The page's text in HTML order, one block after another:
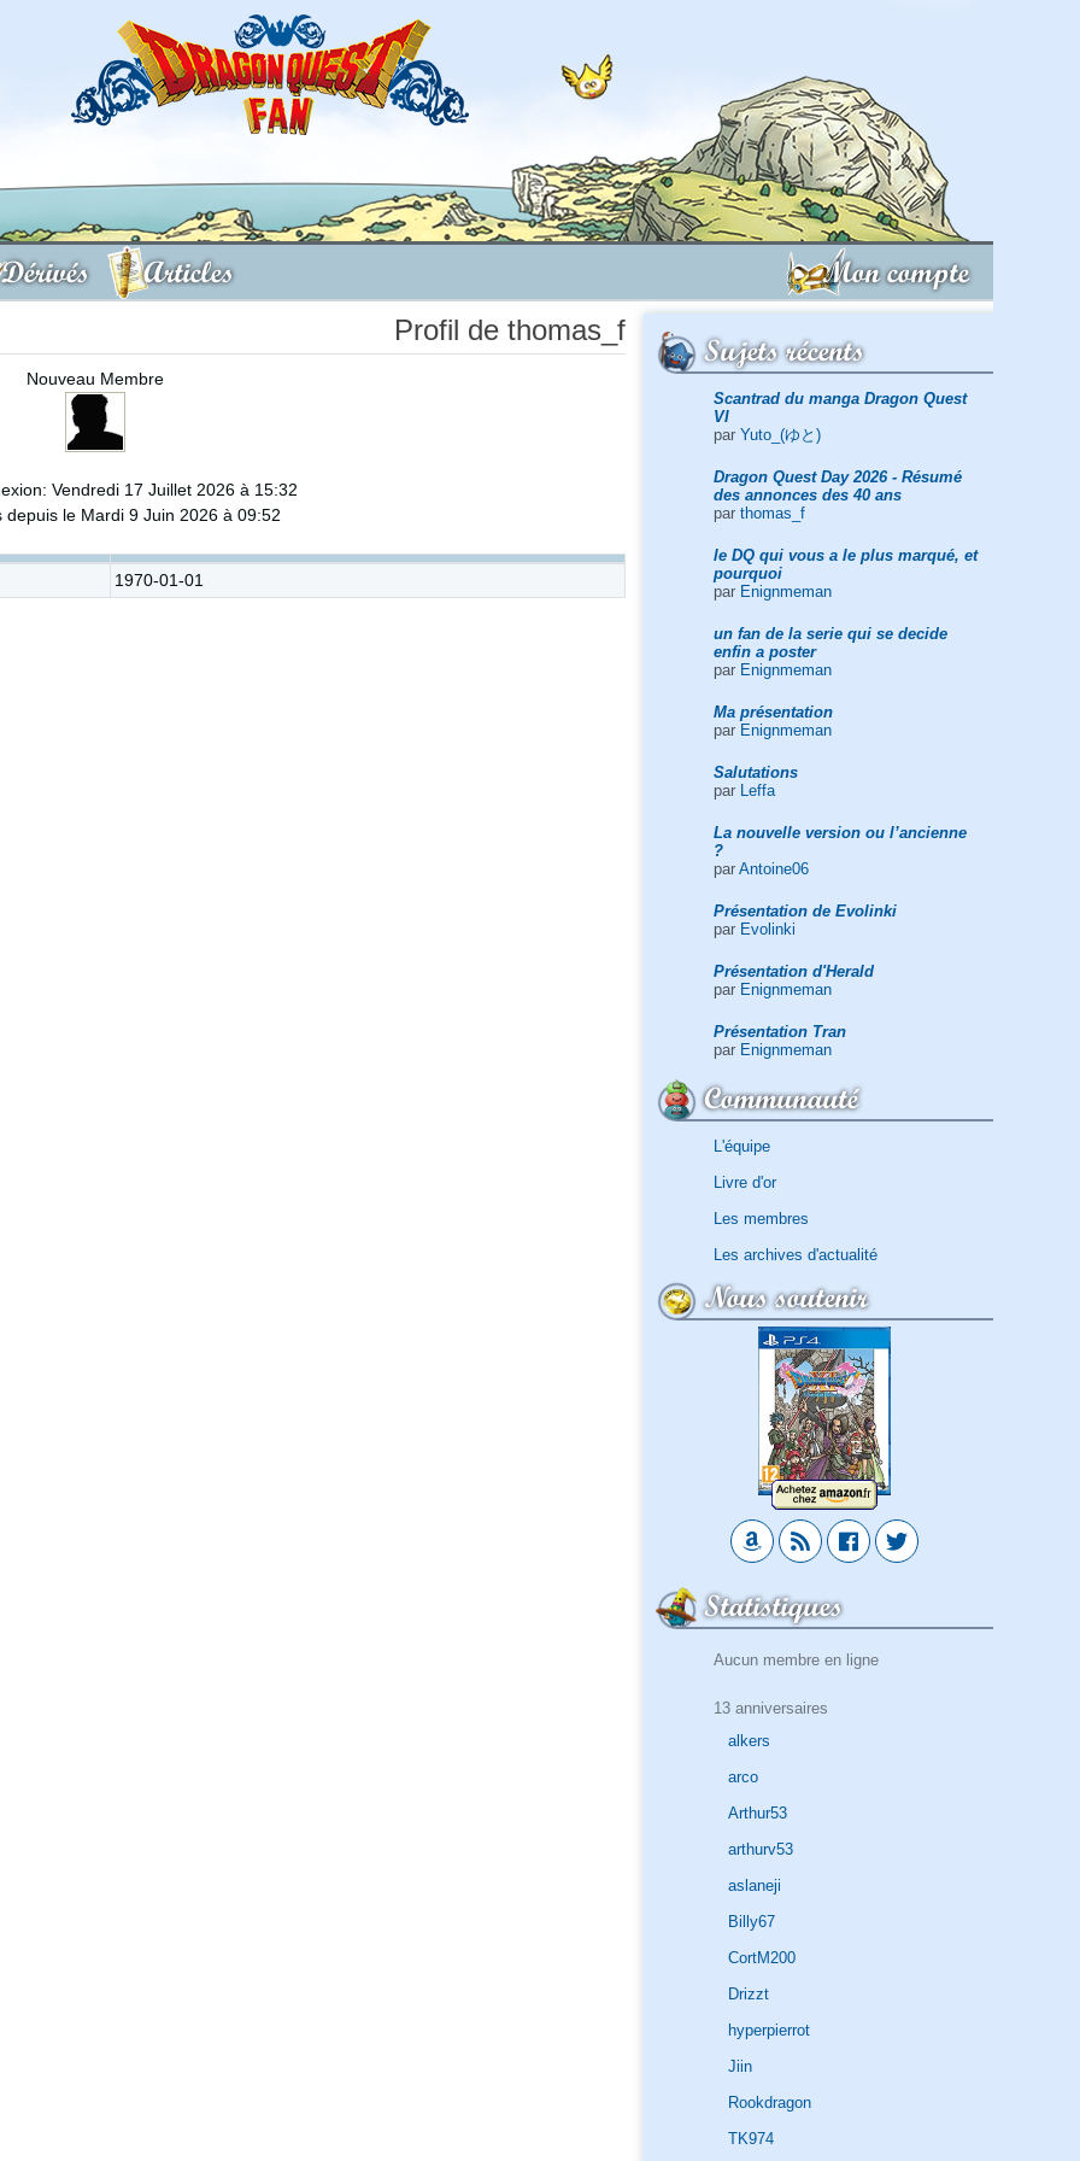
Dérivés Articles Mon compte
Sujets récents
Scantrad du manga Dragon Quest
VI
par Yuto_(ゆと)
Dragon Quest Day 2026 - Résumé
des annonces des 40 ans
par thomas_f
le DQ qui vous a le plus marqué, et
pourquoi
par Enignmeman
un fan de la serie qui se decide
enfin a poster
par Enignmeman
Ma présentation
par Enignmeman
Salutations
par
Leffa
La nouvelle version ou l’ancienne
?
par Antoine06
Présentation de Evolinki
par Evolinki
Présentation d'Herald
par Enignmeman
Présentation Tran
par Enignmeman
Communauté
L'équipe
Livre d'or
Les membres
Les archives d'actualité
Nous soutenir
Statistiques
Aucun membre en ligne
13 anniversaires
alkers
arco
Arthur53
arthurv53
aslaneji
Billy67
CortM200
Drizzt
hyperpierrot
Jiin
Rookdragon
TK974
Profil de thomas_f
Nouveau Membre
Vendredi 17 Juillet 2026 à 15:32
depuis le Mardi 9 Juin 2026 à 09:52
1970-01-01